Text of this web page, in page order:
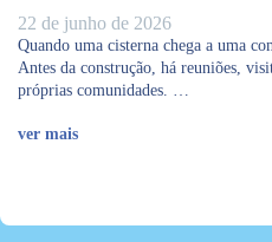
22 de junho de 2026
Quando uma cisterna chega a uma
Antes da construção, há reuniões,
próprias comunidades. …
ver mais